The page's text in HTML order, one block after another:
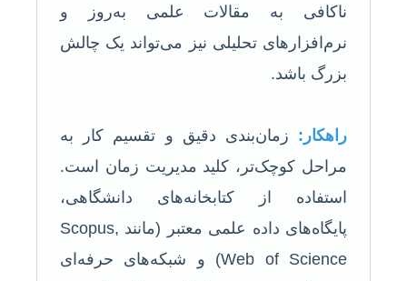
ناکافی به مقالات علمی به‌روز و
نرم‌افزارهای تحلیلی نیز می‌تواند یک چالش
بزرگ باشد.
راهکار: زمان‌بندی دقیق و تقسیم کار به
مراحل کوچک‌تر، کلید مدیریت زمان است.
استفاده از کتابخانه‌های دانشگاهی،
پایگاه‌های داده علمی معتبر (مانند Scopus,
Web of Science) و شبکه‌های حرفه‌ای